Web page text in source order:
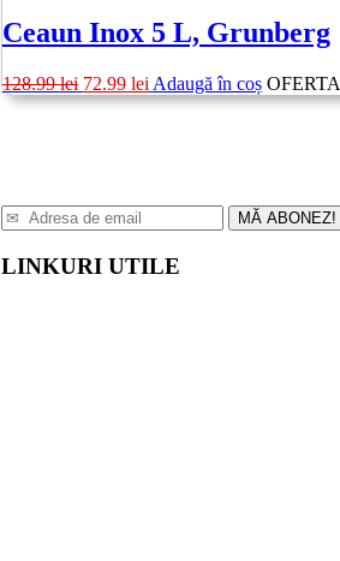
Ceaun Inox 5 L, Grunberg
128.99lei Prețul
inițial
72.99 leiPrețul
curent
Adaugă în coș OFERTA
MĂ ABONEZ!
LINKURI UTILE